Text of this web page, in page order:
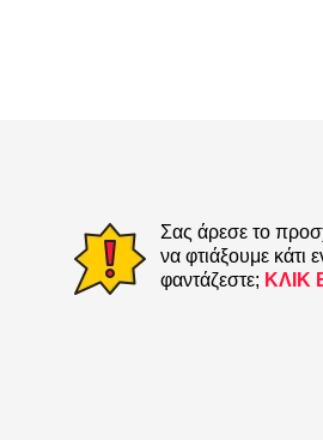
Σας άρεσε το
να φτιάξουμε κάτι
φαντάζεστε; ΚΛΙΚ